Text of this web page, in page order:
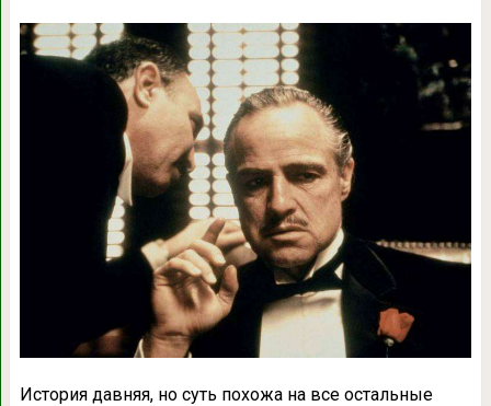
История давняя, но суть похожа на все остальные